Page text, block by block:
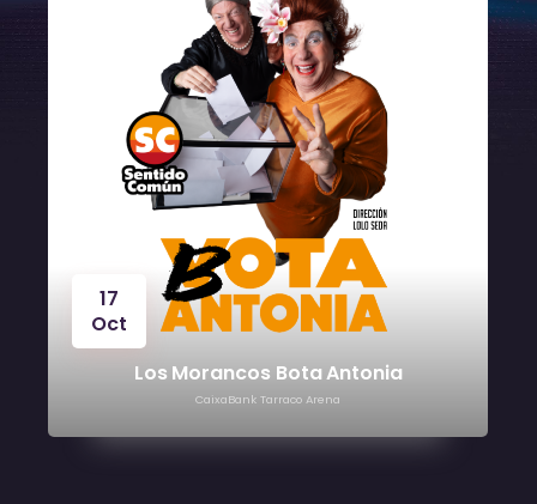
17
Oct
Los Morancos Bota Antonia
CaixaBank Tarraco Arena